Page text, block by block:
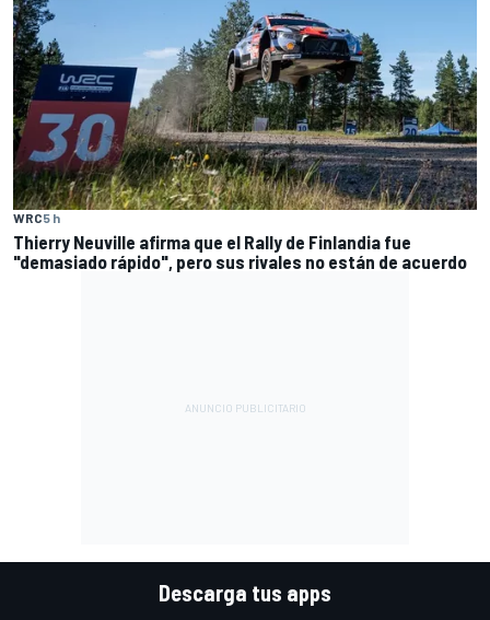
WRC5 h
Thierry Neuville afirma que el Rally de Finlandia fue
"demasiado rápido", pero sus rivales no están de acuerdo
Descarga tus apps